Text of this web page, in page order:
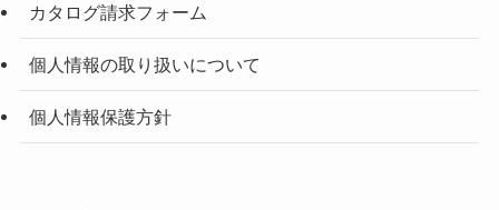
カタログ請求フォーム
個人情報の取り扱いについて
個人情報保護方針